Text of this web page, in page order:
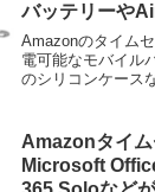
バッテリーや
ンケースなど
中。
Amazonのタイム
電可能なモバイル
のシリコンケース
Amazonタイ
Microsoft